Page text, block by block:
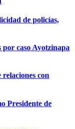
de policías,
por caso Ayotzinapa
con
Presidente de